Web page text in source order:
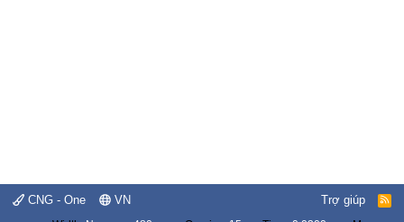
CNG - One VN Trợ giúp
R